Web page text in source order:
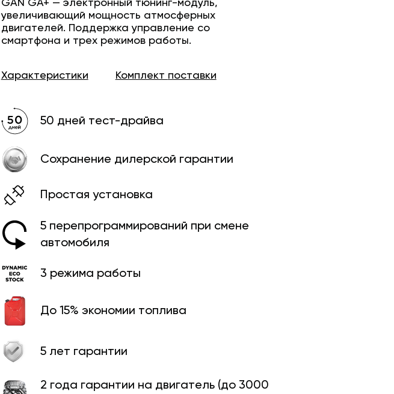
GAN GA+ — электронный тюнинг-модуль,
увеличивающий мощность атмосферных
двигателей. Поддержка управление со
смартфона и трех режимов работы.
Характеристики Комплект поставки
50 дней тест-драйва
Сохранение дилерской гарантии
Простая установка
5 перепрограмми­рований при смене
автомобиля
3 режима работы
До 15% экономии топлива
5 лет гарантии
2 года гарантии на двигатель (до 3000